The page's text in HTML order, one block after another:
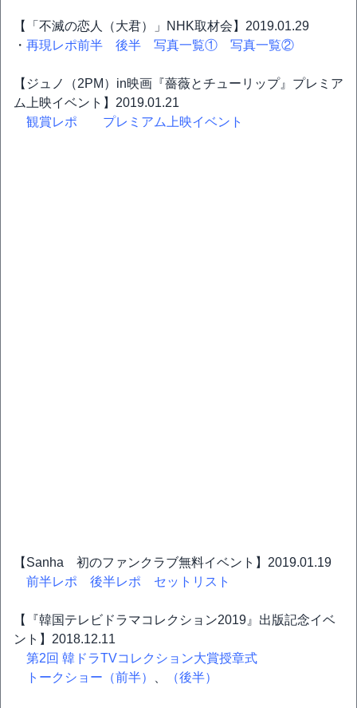
【「不滅の恋人（大君）」NHK取材会】2019.01.29
・ 再現レポ前半 後半 写真一覧① 写真一覧②
【ジュノ（2PM）in映画『薔薇とチューリップ』プレミア
ム上映イベント】2019.01.21
観賞レポ
プレミアム上映イベント
【Sanha 初のファンクラブ無料イベント】2019.01.19
前半レポ
後半レポ セットリスト
【『韓国テレビドラマコレクション2019』出版記念イベ
ント】2018.12.11
第2回 韓ドラTVコレクション大賞授章式
トークショー（前半）
（後半）